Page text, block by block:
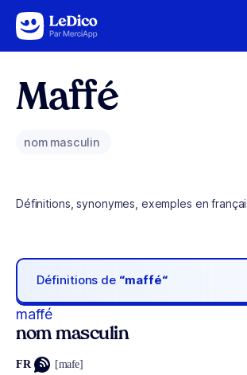
Aller au contenu
Maffé
nom masculin
Définitions, synonymes, exemples en
Définitions de “maffé“
maffé
nom masculin
FR [mafe]